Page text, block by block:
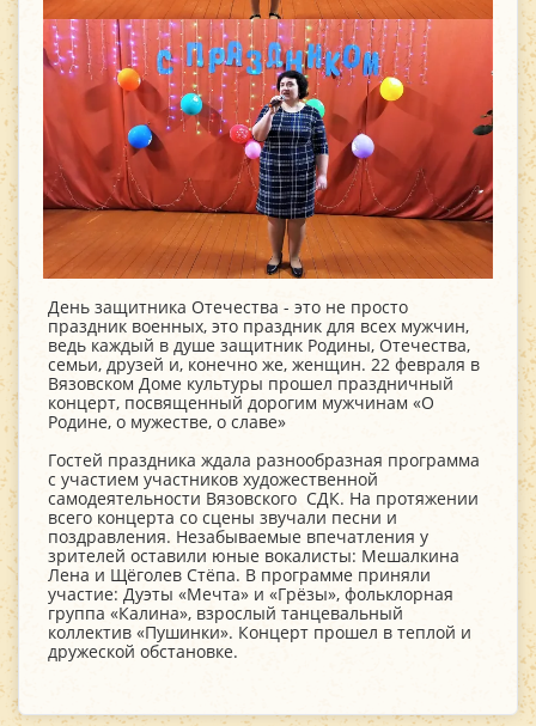
День защитника Отечества - это не просто
праздник военных, это праздник для всех мужчин,
ведь каждый в душе защитник Родины, Отечества,
семьи, друзей и, конечно же, женщин. 22 февраля в
Вязовском Доме культуры прошел праздничный
концерт, посвященный дорогим мужчинам «О
Родине, о мужестве, о славе»
Гостей праздника ждала разнообразная программа
с участием участников художественной
самодеятельности Вязовского СДК. На протяжении
всего концерта со сцены звучали песни и
поздравления. Незабываемые впечатления у
зрителей оставили юные вокалисты: Мешалкина
Лена и Щёголев Стёпа. В программе приняли
участие: Дуэты «Мечта» и «Грёзы», фольклорная
группа «Калина», взрослый танцевальный
коллектив «Пушинки». Концерт прошел в теплой и
дружеской обстановке.